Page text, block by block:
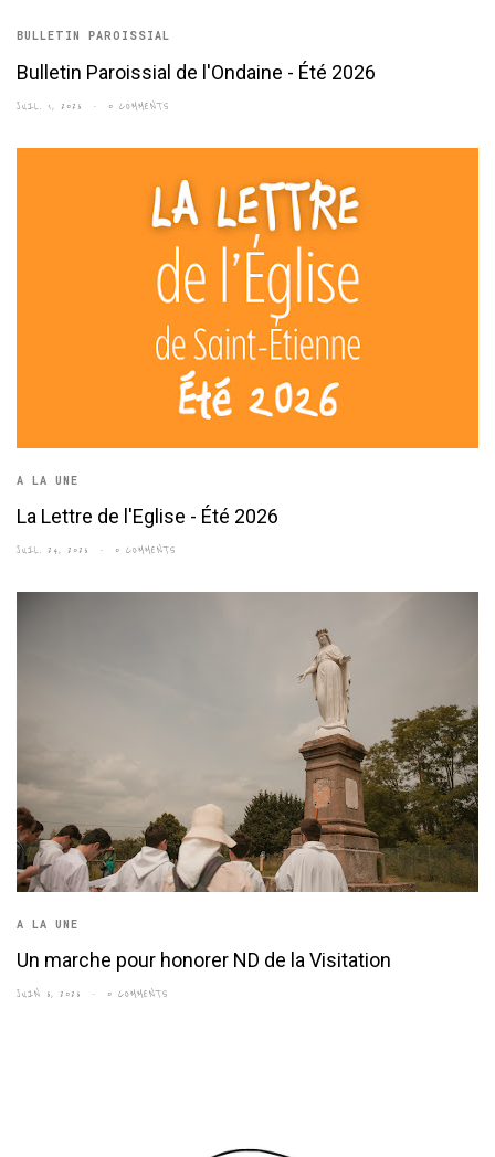
BULLETIN PAROISSIAL
Bulletin Paroissial de l'Ondaine - Été 2026
JUIL. 1, 2026 0 COMMENTS
A LA UNE
La Lettre de l'Eglise - Été 2026
JUIL. 24, 2026 0 COMMENTS
A LA UNE
Un marche pour honorer ND de la Visitation
JUIN 6, 2026 0 COMMENTS